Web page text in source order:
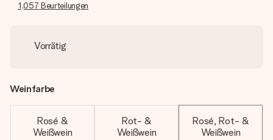
1,057 Beurteilungen
Vorrätig
Weinfarbe
Rosé &
Weißwein
Rot- &
Weißwein
Rosé, Rot- &
Weißwein